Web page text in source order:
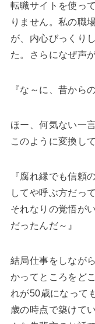
転職サイトを使っ
りません。私の職
が、内心びっくり
た。さらになぜ声
『な～に、昔から
ほー、何気ない一
このように変換し
『腐れ縁でも信頼
してや呼ぶ方だっ
それなりの覚悟が
だったんだ～』
結局仕事をしなが
かってところをど
れが50歳になって
歳の時点で築けて